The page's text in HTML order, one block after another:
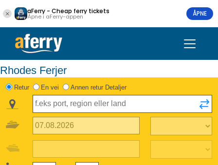
aFerry - Cheap ferry tickets
Åpne i aFerry-appen ÅPNE
Rhodes Ferjer
Retur En vei Annen retur Detaljer